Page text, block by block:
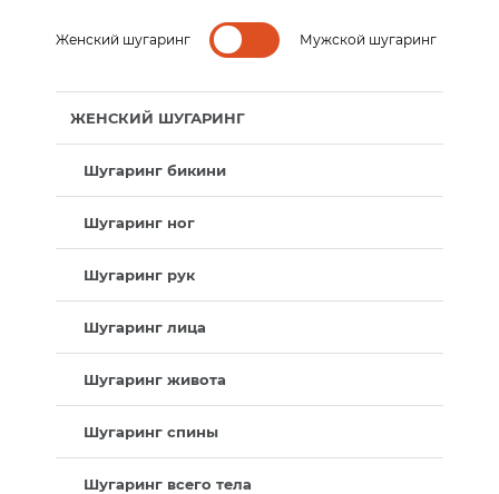
Женский шугаринг Мужской шугаринг
ЖЕНСКИЙ ШУГАРИНГ
Шугаринг бикини
Шугаринг ног
Шугаринг рук
Шугаринг лица
Шугаринг живота
Шугаринг спины
Шугаринг всего тела